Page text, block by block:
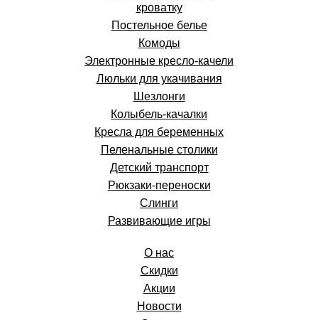
кроватку
Постельное белье
Комоды
Электронные кресло-качели
Люльки для укачивания
Шезлонги
Колыбель-качалки
Кресла для беременных
Пеленальные столики
Детский транспорт
Рюкзаки-переноски
Слинги
Развивающие игры
О нас
Скидки
Акции
Новости